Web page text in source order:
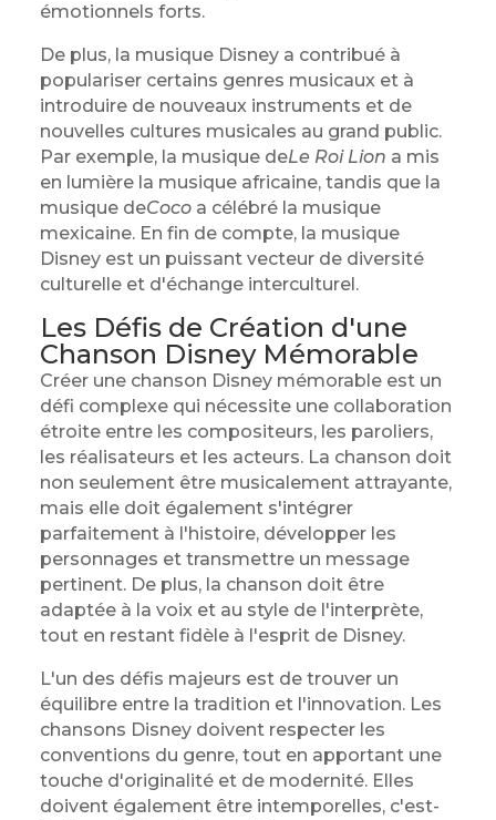
émotionnels forts.
De plus, la musique Disney a contribué à
populariser certains genres musicaux et à
introduire de nouveaux instruments et de
nouvelles cultures musicales au grand public.
Par exemple, la musique deLe Roi Lion a mis
en lumière la musique africaine, tandis que la
musique deCocoa célébré la musique
mexicaine. En fin de compte, la musique
Disney est un puissant vecteur de diversité
culturelle et d'échange interculturel.
Les Défis de Création d'une
Chanson Disney Mémorable
Créer une chanson Disney mémorable est un
défi complexe qui nécessite une collaboration
étroite entre les compositeurs, les paroliers,
les réalisateurs et les acteurs. La chanson doit
non seulement être musicalement attrayante,
mais elle doit également s'intégrer
parfaitement à l'histoire, développer les
personnages et transmettre un message
pertinent. De plus, la chanson doit être
adaptée à la voix et au style de l'interprète,
tout en restant fidèle à l'esprit de Disney.
L'un des défis majeurs est de trouver un
équilibre entre la tradition et l'innovation. Les
chansons Disney doivent respecter les
conventions du genre, tout en apportant une
touche d'originalité et de modernité. Elles
doivent également être intemporelles, c'est-